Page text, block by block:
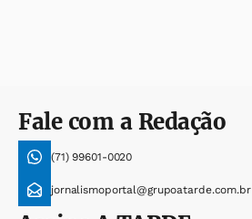
Fale com a Redação
(71) 99601-0020
jornalismoportal@grupoatarde.com.br